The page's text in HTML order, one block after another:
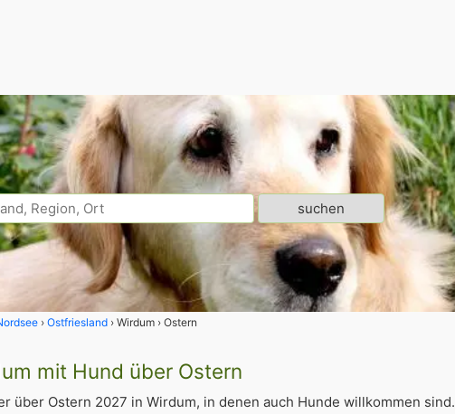
Ostfriesland Wirdum Ostern
mit Hund über Ostern
über Ostern 2027 in Wirdum, in denen auch Hunde willkommen sind.